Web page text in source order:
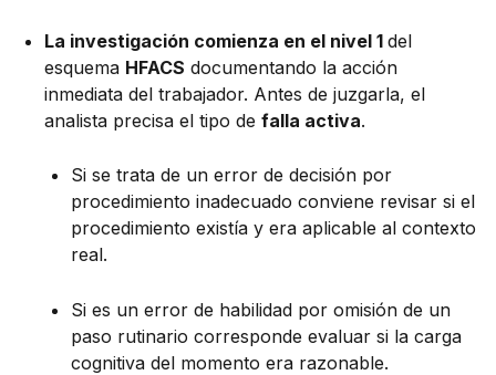
La investigación comienza en el nivel 1 del
esquema HFACS documentando la acción
inmediata del trabajador. Antes de juzgarla, el
analista precisa el tipo de falla activa.
Si se trata de un error de decisión por
procedimiento inadecuado conviene revisar si el
procedimiento existía y era aplicable al contexto
real.
Si es un error de habilidad por omisión de un
paso rutinario corresponde evaluar si la carga
cognitiva del momento era razonable.